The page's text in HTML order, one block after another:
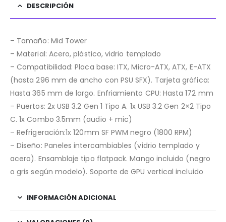
DESCRIPCIÓN
– Tamaño: Mid Tower
– Material: Acero, plástico, vidrio templado
– Compatibilidad: Placa base: ITX, Micro-ATX, ATX, E-ATX
(hasta 296 mm de ancho con PSU SFX). Tarjeta gráfica:
Hasta 365 mm de largo. Enfriamiento CPU: Hasta 172 mm
– Puertos: 2x USB 3.2 Gen 1 Tipo A. 1x USB 3.2 Gen 2×2 Tipo
C. 1x Combo 3.5mm (audio + mic)
– Refrigeración:1x 120mm SF PWM negro (1800 RPM)
– Diseño: Paneles intercambiables (vidrio templado y
acero). Ensamblaje tipo flatpack. Mango incluido (negro
o gris según modelo). Soporte de GPU vertical incluido
INFORMACIÓN ADICIONAL